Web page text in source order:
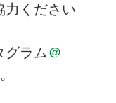
力ください
グラム＠